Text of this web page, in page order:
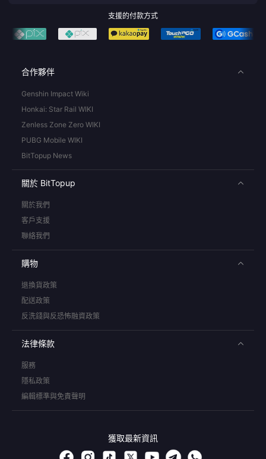
支援的付款方式
合作夥伴
Genshin Impact Wiki
Honkai: Star Rail WIKI
Zenless Zone Zero WIKI
PUBG Mobile WIKI
BitTopup News
關於 BitTopup
關於我們
客戶支援
聯絡我們
購物
退換貨政策
配送政策
反洗錢與反恐怖融資政策
法律條款
服務
隱私政策
編輯標準與免責聲明
獲取最新資訊